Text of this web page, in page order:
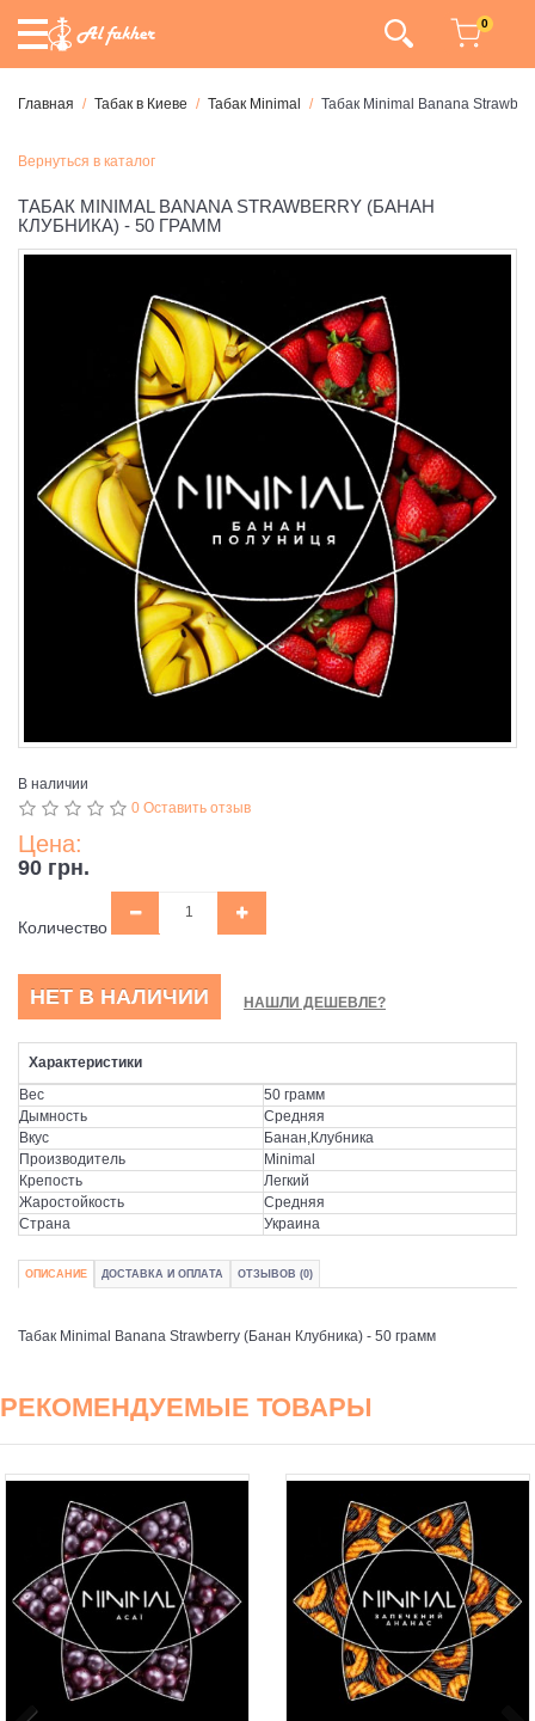
0
Главная Табак в Киеве Табак Minimal Табак Minimal Banana
Вернуться в каталог
ТАБАК MINIMAL BANANA STRAWBERRY (БАНАН
КЛУБНИКА) - 50 ГРАММ
В наличии
0 Оставить отзыв
Цена:
90 грн.
Количество
НЕТ В НАЛИЧИИ НАШЛИ ДЕШЕВЛЕ?
Характеристики
Вес
50 грамм
Дымность
Средняя
Вкус
Банан,Клубника
Производитель
Minimal
Крепость
Легкий
Жаростойкость
Средняя
Страна
Украина
ОПИСАНИЕ ДОСТАВКА И ОПЛАТА ОТЗЫВОВ (0)
Табак Minimal Banana Strawberry (Банан Клубника) - 50 грамм
РЕКОМЕНДУЕМЫЕ ТОВАРЫ